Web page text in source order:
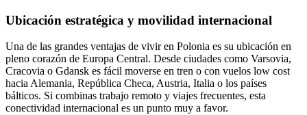
Ubicación estratégica y movilidad internacional
Una de las grandes ventajas de vivir en Polonia es su ubicación en
pleno corazón de Europa Central. Desde ciudades como Varsovia,
Cracovia o Gdansk es fácil moverse en tren o con vuelos low cost
hacia Alemania, República Checa, Austria, Italia o los países
bálticos. Si combinas trabajo remoto y viajes frecuentes, esta
conectividad internacional es un punto muy a favor.